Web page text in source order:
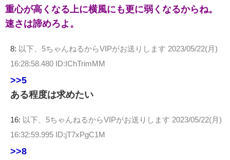
重心が高くなる上に横風にも更に弱くなるからね。
速さは諦めろよ。
8: 以下、5ちゃんねるからVIPがお送りします 2023/05/22(月)
16:28:58.480 ID:IChTrimMM
>>5
ある程度は求めたい
16: 以下、5ちゃんねるからVIPがお送りします 2023/05/22(月)
16:32:59.995 ID:jT7xPgC1M
>>8